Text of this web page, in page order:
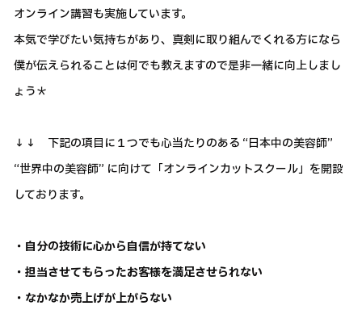
オンライン講習も実施しています。
本気で学びたい気持ちがあり、真剣に取り組んでくれる方になら
僕が伝えられることは何でも教えますので是非一緒に向上しまし
ょう＊
↓↓ 下記の項目に１つでも心当たりのある “日本中の美容師”
“世界中の美容師” に向けて「オンラインカットスクール」を開設
しております。
・自分の技術に心から自信が持てない
・担当させてもらったお客様を満足させられない
・なかなか売上げが上がらない